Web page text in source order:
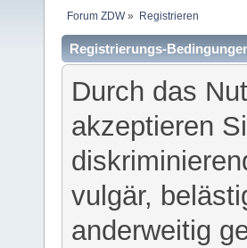
Forum ZDW» Registrieren
Registrierungs-
Durch das
akzeptieren
vulgär,
anderweitig